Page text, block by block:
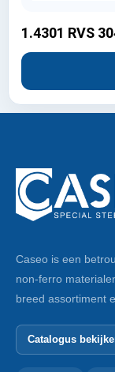
1.4301 RVS
Caseo is een
non-ferro
breed assortiment
Catalogus